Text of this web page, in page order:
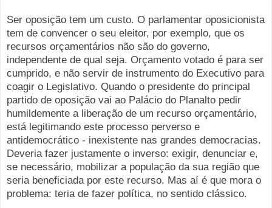
Ser oposição tem um custo. O parlamentar oposicionista
tem de convencer o seu eleitor, por exemplo, que os
recursos orçamentários não são do governo,
independente de qual seja. Orçamento votado é para ser
cumprido, e não servir de instrumento do Executivo para
coagir o Legislativo. Quando o presidente do principal
partido de oposição vai ao Palácio do Planalto pedir
humildemente a liberação de um recurso orçamentário,
está legitimando este processo perverso e
antidemocrático - inexistente nas grandes democracias.
Deveria fazer justamente o inverso: exigir, denunciar e,
se necessário, mobilizar a população da sua região que
seria beneficiada por este recurso. Mas aí é que mora o
problema: teria de fazer política, no sentido clássico.